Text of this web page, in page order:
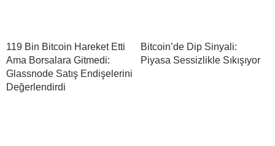
119 Bin Bitcoin Hareket Etti
Ama Borsalara Gitmedi:
Glassnode Satış Endişelerini
Değerlendirdi
Bitcoin’de Dip Sinyali:
Piyasa Sessizlikle Sıkışıyor